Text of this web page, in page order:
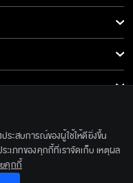
ระสบการณ์ของผู้ใช้ให้ดียิ่งขึ้น
เภทของคุกกี้ที่เราจัดเก็บ เหตุผล
คุกกี้